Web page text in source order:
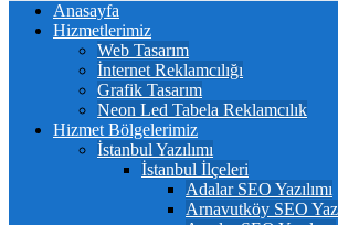
Anasayfa
Hizmetlerimiz
Web Tasarım
İnternet Reklamcılığı
Grafik Tasarım
Neon Led Tabela Reklamcılık
Hizmet Bölgelerimiz
İstanbul Yazılımı
İstanbul İlçeleri
Adalar SEO Yazılımı
Arnavutköy SEO